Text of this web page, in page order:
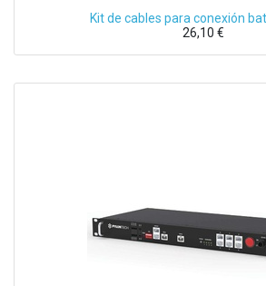
Kit de cables para conexión
26,10 €